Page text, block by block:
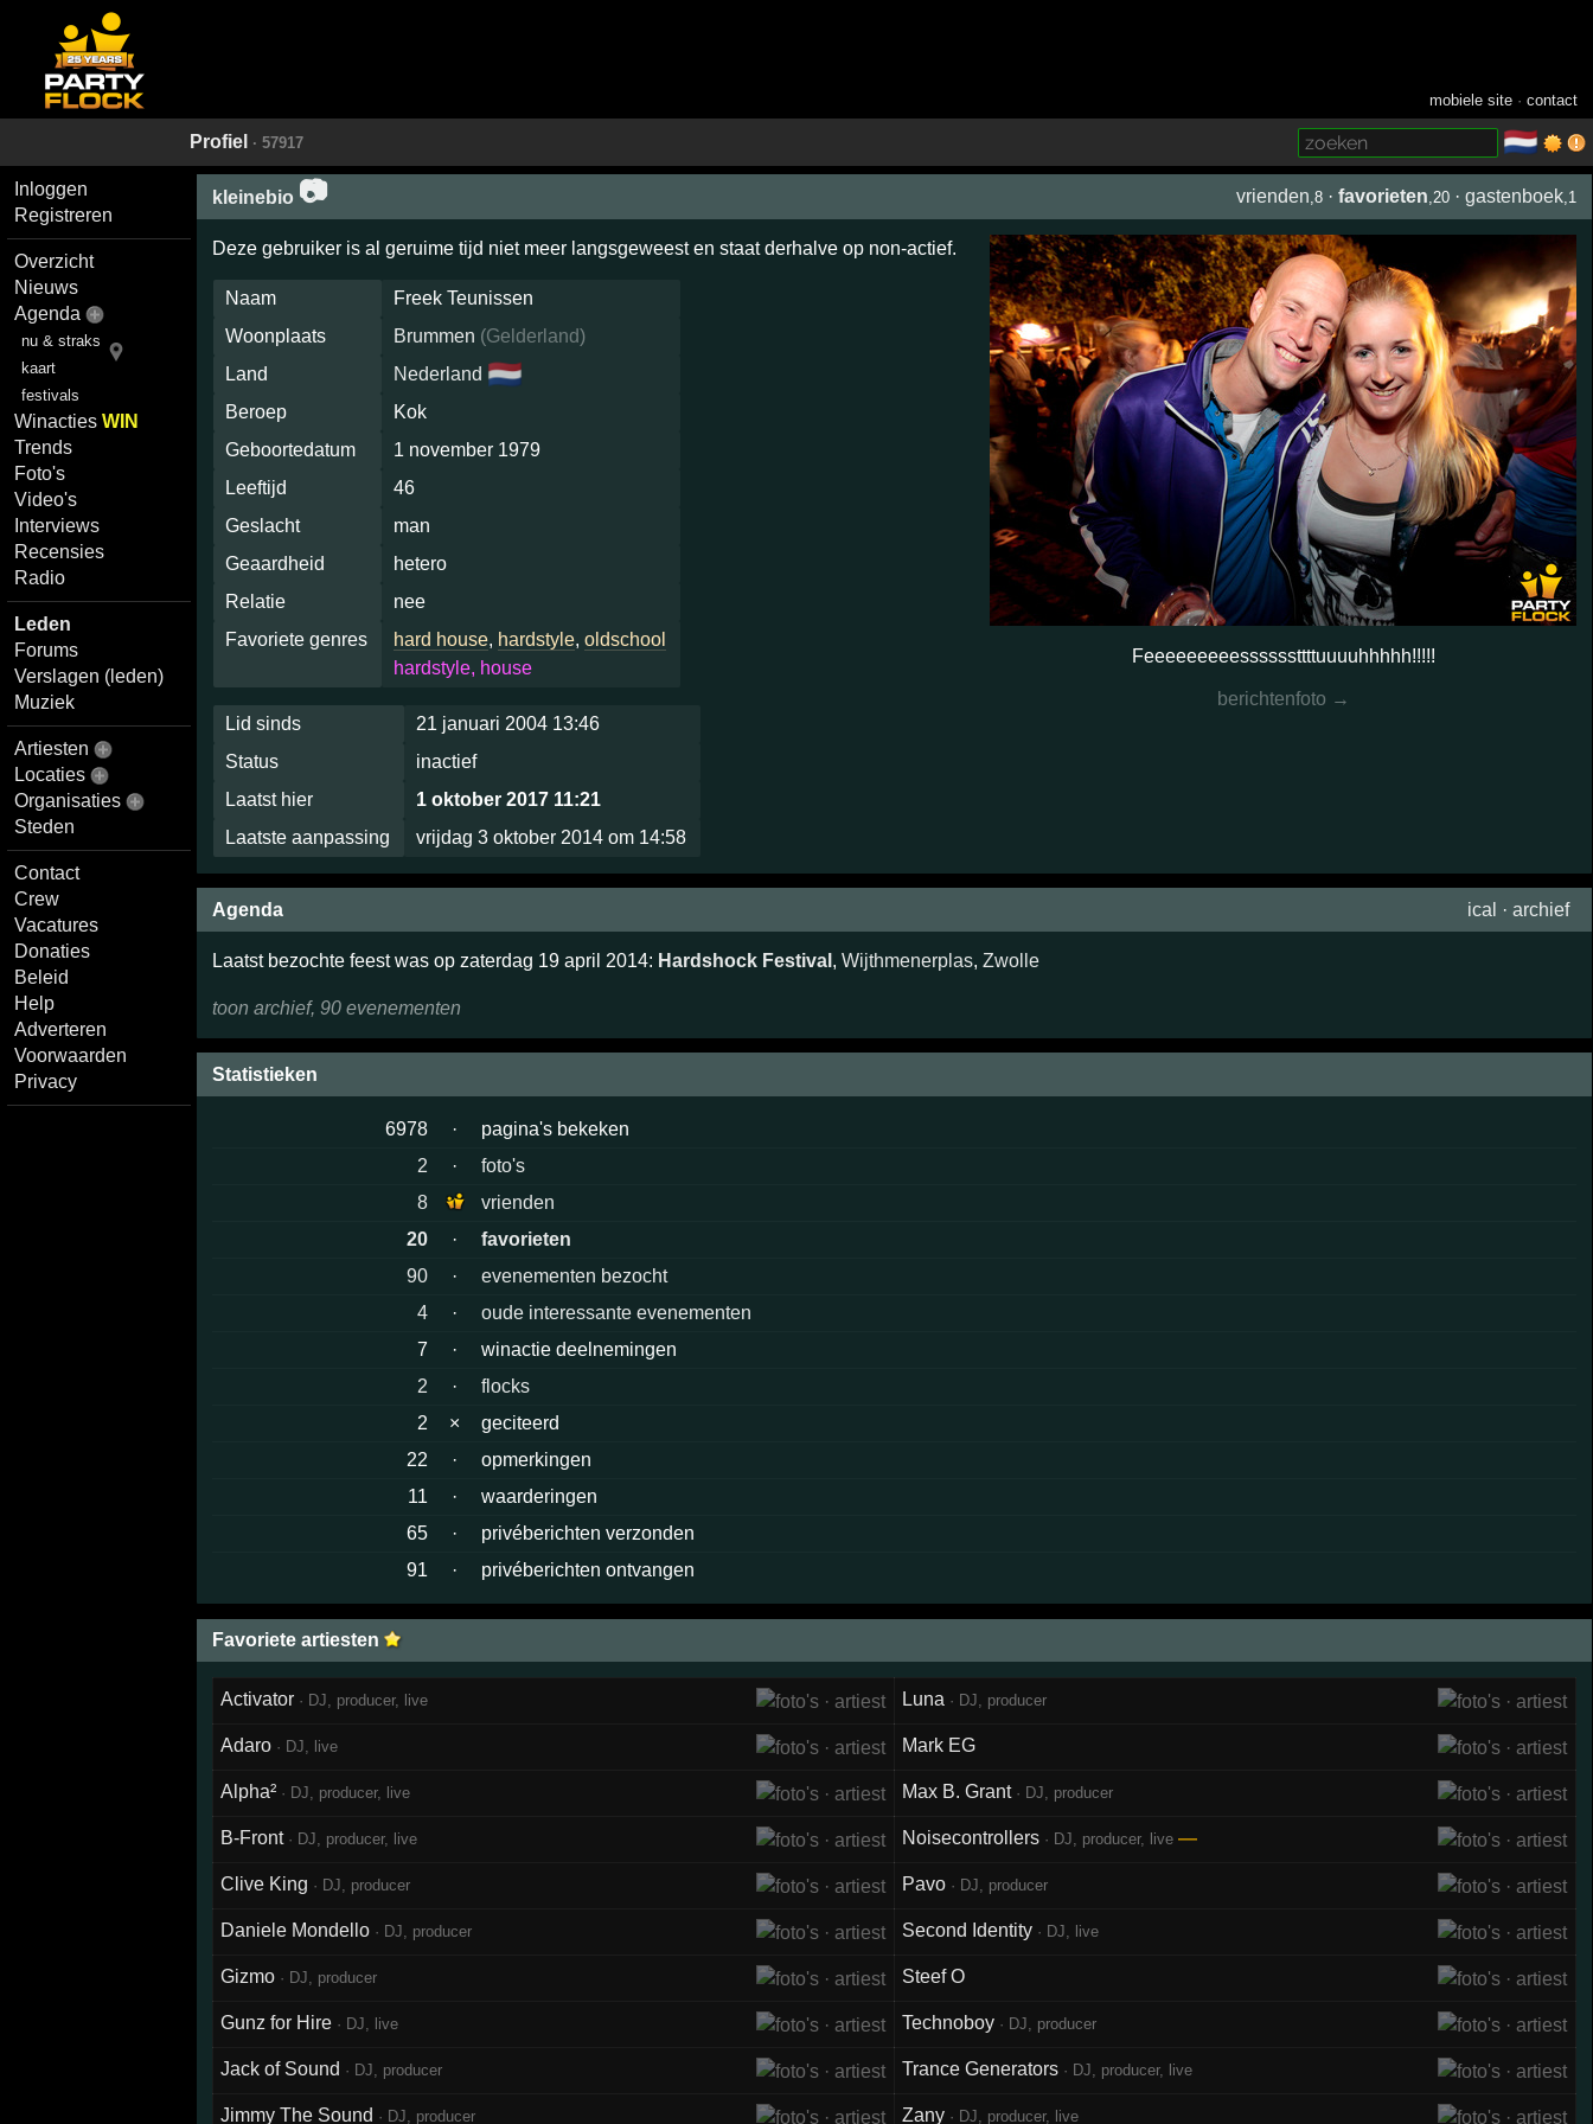
mobiele site ·contact
Profiel · 57917 🇳🇱
Inloggen
Registreren
Overzicht
Nieuws
Agenda
nu & straks
kaart
festivals
WinactiesWIN
Trends
Foto's
Video's
Interviews
Recensies
Radio
Leden
Forums
Verslagen (leden)
Muziek
Artiesten
Locaties
Organisaties
Steden
Contact
Crew
Vacatures
Donaties
Beleid
Help
Adverteren
Voorwaarden
Privacy
kleinebio 📷 vrienden ,8 ·favorieten ,20 ·gastenboek ,1
Feeeeeeeeessssssttttuuuuhhhhh!!!!!
berichtenfoto →
Deze gebruiker is al geruime tijd niet meer langsgeweest en staat derhalve op non-actief.
Naam
Freek Teunissen
Woonplaats
Brummen (Gelderland)
Land
Nederland 🇳🇱
Beroep
Kok
Geboortedatum
1 november 1979
Leeftijd
46
Geslacht
man
Geaardheid
hetero
Relatie
nee
Favoriete genres
hard house, hardstyle,oldschool
hardstyle, house
Lid sinds
21 januari 2004 13:46
Status
inactief
Laatst hier
1 oktober 2017 11:21
Laatste aanpassing
vrijdag 3 oktober 2014 om 14:58
Agenda ical · archief
Laatst bezochte feest was op zaterdag 19 april 2014: Hardshock Festival , Wijthmenerplas, Zwolle
toon archief, 90 evenementen
Statistieken
6978 ·
pagina's bekeken
2
·
foto's
8
vrienden
20
·
favorieten
90
·
evenementen bezocht
4
·
oude interessante evenementen
7
·
winactie deelnemingen
2
·
flocks
2
×
geciteerd
22
·
opmerkingen
11
·
waarderingen
65
·
privéberichten verzonden
91
· privéberichten ontvangen
Favoriete artiesten
Activator · DJ, producer, live Luna · DJ, producer
Adaro · DJ, live Mark EG
Alpha² · DJ, producer, live Max B. Grant· DJ, producer
B-Front· DJ, producer, live Noisecontrollers · DJ, producer, live —
Clive King · DJ, producer Pavo · DJ, producer
Daniele Mondello · DJ, producer Second Identity · DJ, live
Gizmo · DJ, producer Steef O
Gunz for Hire · DJ, live Technoboy · DJ, producer
Jack of Sound · DJ, producer Trance Generators · DJ, producer, live
Jimmy The Sound · DJ, producer Zany · DJ, producer, live